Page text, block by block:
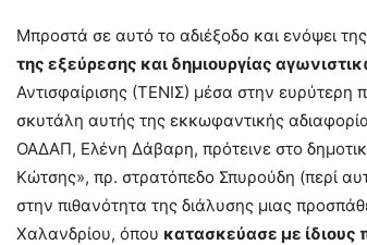
Μπροστά σε αυτό το αδιέξοδο και ενόψει
της εξεύρεσης και δημιουργίας
Αντισφαίρισης (ΤΕΝΙΣ) μέσα στην
σκυτάλη αυτής της εκκωφαντικής
ΟΑΔΑΠ, Ελένη Δάβαρη, πρότεινε στο
Κώτσης», πρ. στρατόπεδο Σπυρούδη (περί
στην πιθανότητα της διάλυσης μιας
Χαλανδρίου, όπου κατασκεύασε με ίδιους